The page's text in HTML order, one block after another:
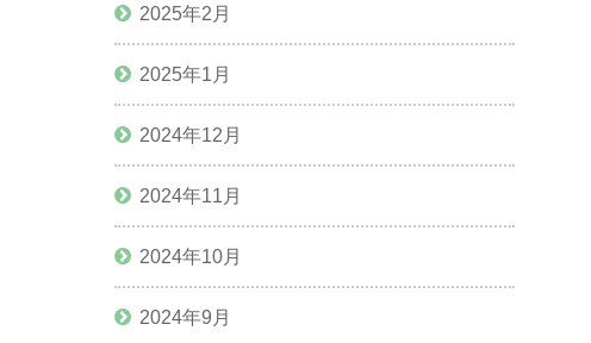
2025年2月
2025年1月
2024年12月
2024年11月
2024年10月
2024年9月